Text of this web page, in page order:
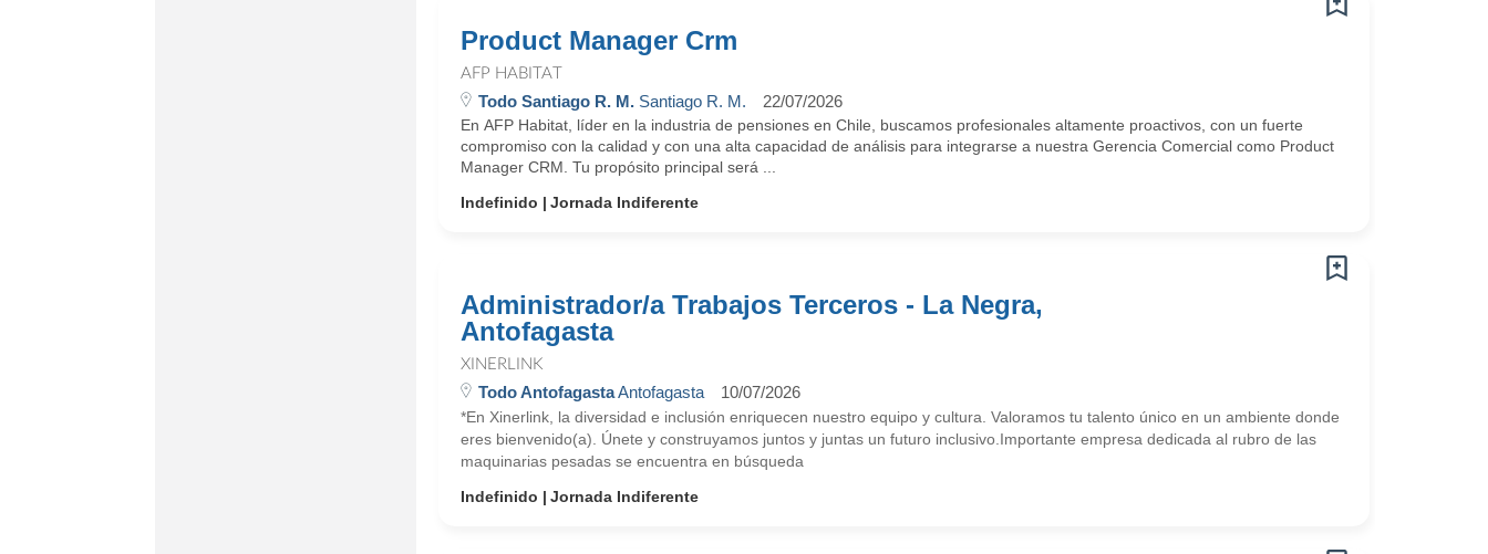
Product Manager Crm
AFP HABITAT
Todo Santiago R. M.Santiago R. M. 22/07/2026
En AFP Habitat, líder en la industria de pensiones en Chile, buscamos profesionales altamente proactivos, con un fuerte
compromiso con la calidad y con una alta capacidad de análisis para integrarse a nuestra Gerencia Comercial como Product
Manager CRM. Tu propósito principal será ...
Indefinido
Jornada Indiferente
Administrador/a Trabajos Terceros - La Negra,
Antofagasta
XINERLINK
Todo AntofagastaAntofagasta 10/07/2026
*En Xinerlink, la diversidad e inclusión enriquecen nuestro equipo y cultura. Valoramos tu talento único en un ambiente donde
eres bienvenido(a). Únete y construyamos juntos y juntas un futuro inclusivo.Importante empresa dedicada al rubro de las
maquinarias pesadas se encuentra en búsqueda
Indefinido
Jornada Indiferente